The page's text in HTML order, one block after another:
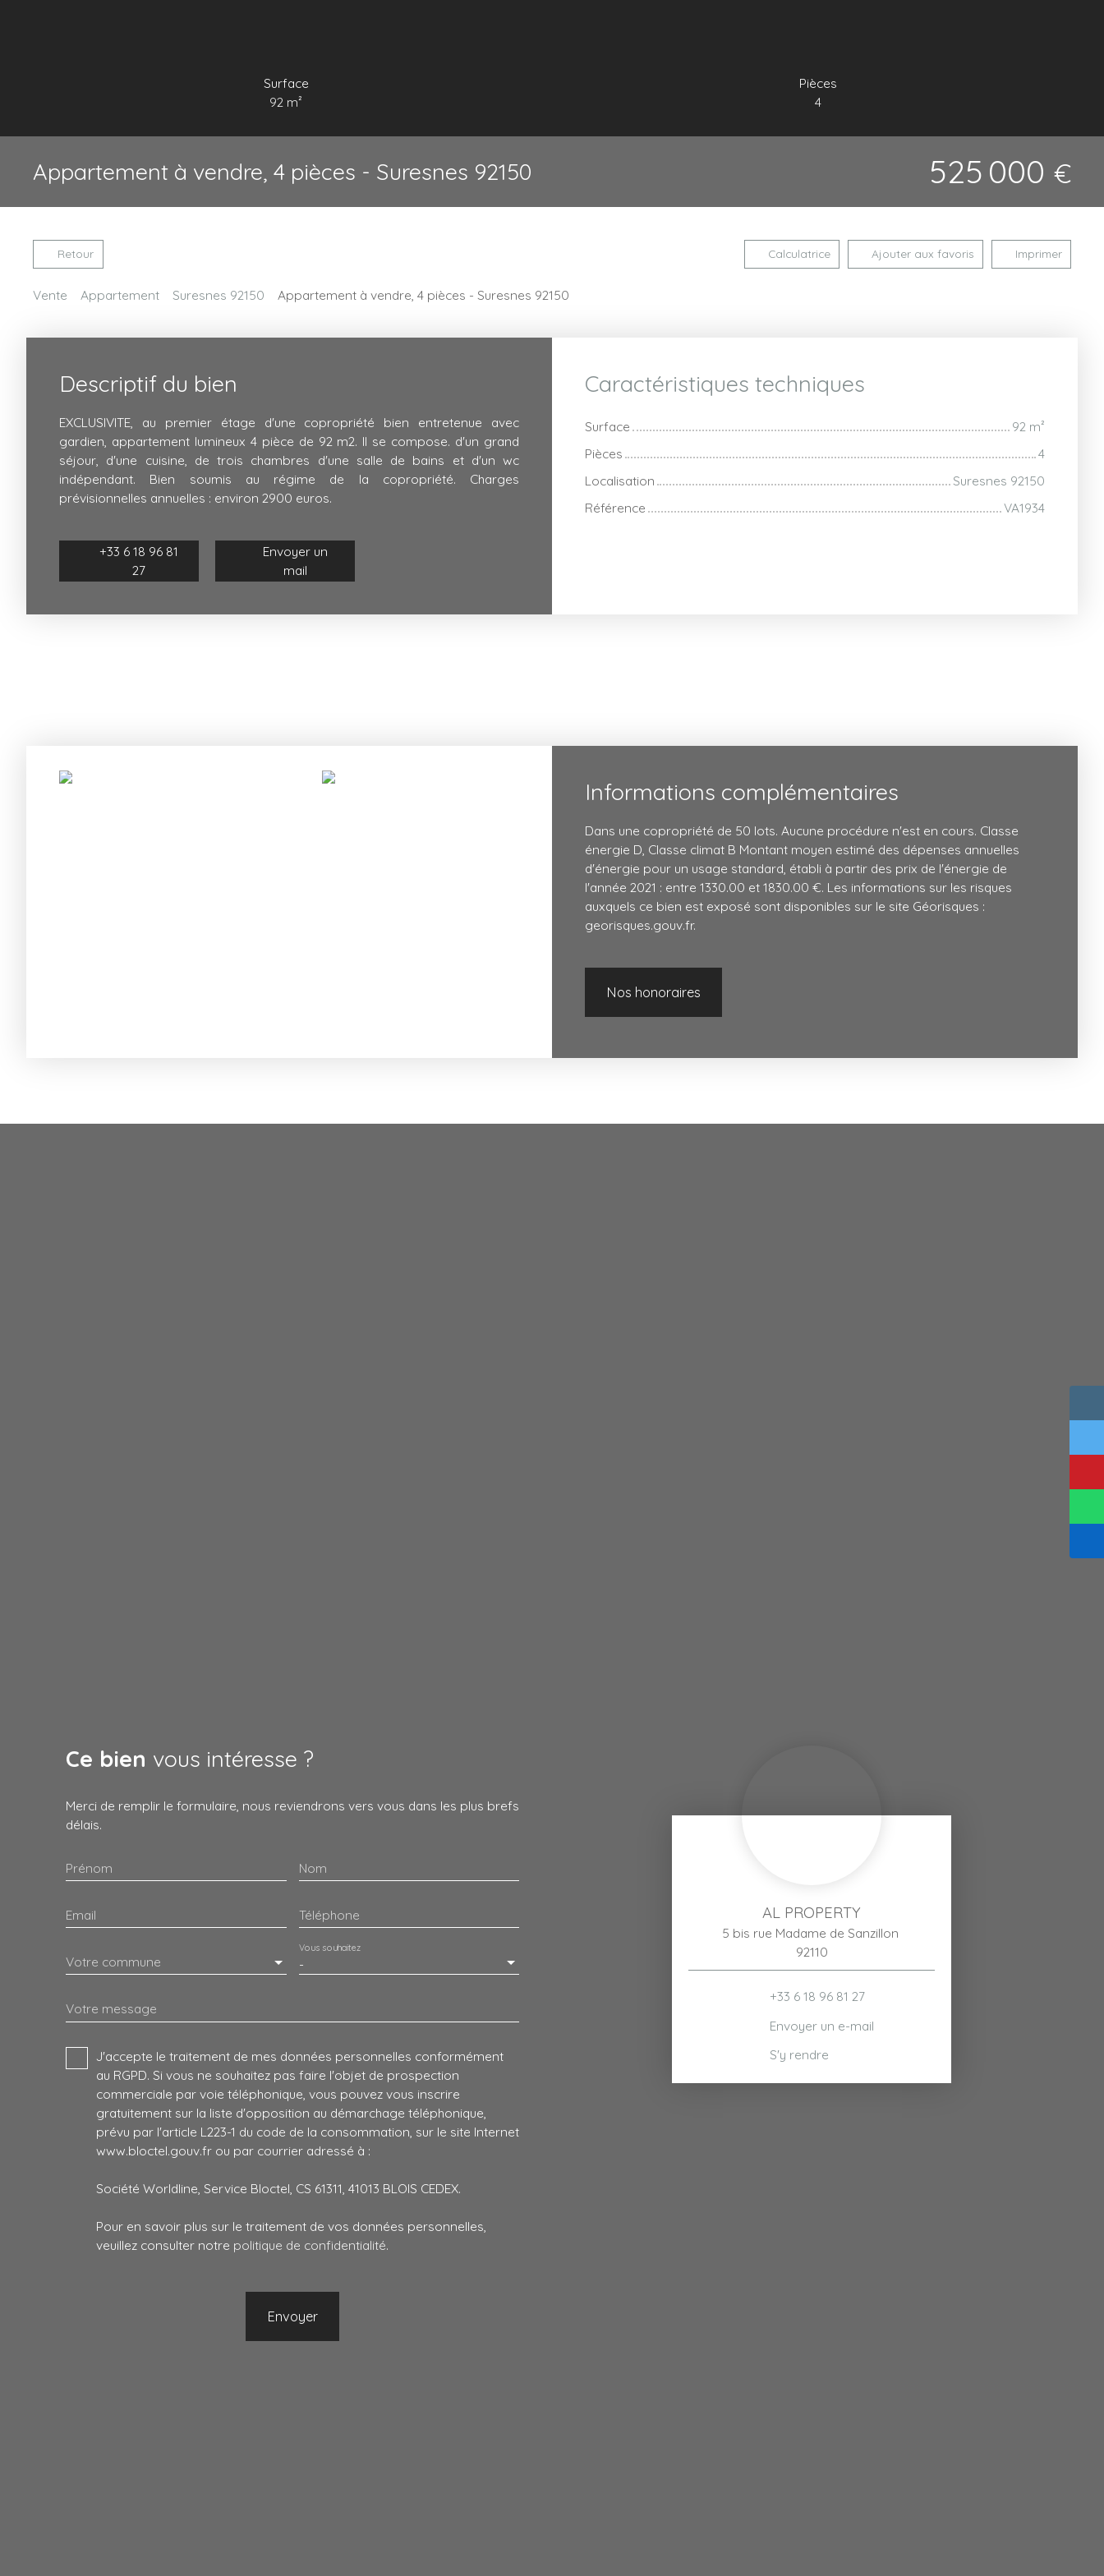
Surface
92 m²
Pièces
4
Appartement à vendre, 4 pièces - Suresnes 92150 525 000 €
Retour Calculatrice Ajouter aux favoris Imprimer
Vente Appartement Suresnes 92150 Appartement à vendre, 4 pièces - Suresnes 92150
Descriptif du bien
EXCLUSIVITE, au premier étage d'une copropriété bien entretenue avec
gardien, appartement lumineux 4 pièce de 92 m2. Il se compose. d'un grand
séjour, d'une cuisine, de trois chambres d'une salle de bains et d'un wc
indépendant. Bien soumis au régime de la copropriété. Charges
prévisionnelles annuelles : environ 2900 euros.
+33 6 18 96 81
27
Envoyer un
mail
Caractéristiques techniques
Surface 92 m²
Pièces
4
Localisation
Suresnes 92150
Référence
VA1934
Informations complémentaires
Dans une copropriété de 50 lots. Aucune procédure n'est en cours. Classe
énergie D, Classe climat B Montant moyen estimé des dépenses annuelles
d'énergie pour un usage standard, établi à partir des prix de l'énergie de
l'année 2021 : entre 1330.00 et 1830.00 €. Les informations sur les risques
auxquels ce bien est exposé sont disponibles sur le site Géorisques :
georisques.gouv.fr.
Nos honoraires
Ce bien vous intéresse ?
Merci de remplir le formulaire, nous reviendrons vers vous dans les plus brefs
délais.
Prénom Nom
Email Téléphone
Votre commune -
Vous souhaitez
Votre message
J'accepte le traitement de mes données personnelles conformément
au RGPD. Si vous ne souhaitez pas faire l'objet de prospection
commerciale par voie téléphonique, vous pouvez vous inscrire
gratuitement sur la liste d'opposition au démarchage téléphonique,
prévu par l'article L223-1 du code de la consommation, sur le site Internet
www.bloctel.gouv.fr ou par courrier adressé à :
Société Worldline, Service Bloctel, CS 61311, 41013 BLOIS CEDEX.
Pour en savoir plus sur le traitement de vos données personnelles,
veuillez consulter notre politique de confidentialité.
Envoyer
AL PROPERTY
5 bis rue Madame de Sanzillon
92110
+33 6 18 96 81 27
Envoyer un e-mail
S'y rendre